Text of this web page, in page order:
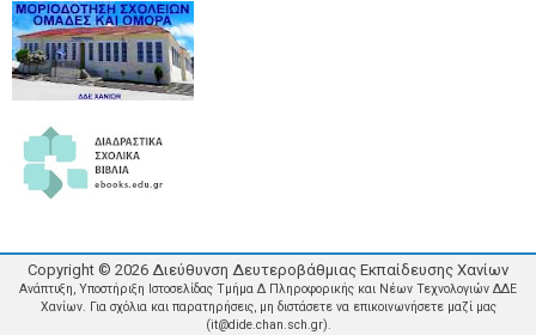
Copyright © 2026 Διεύθυνση Δευτεροβάθμιας Εκπαίδευσης Χανίων
Ανάπτυξη, Υποστήριξη Ιστοσελίδας Τμήμα Δ Πληροφορικής και Νέων Τεχνολογιών ΔΔΕ
Χανίων. Για σχόλια και παρατηρήσεις, μη διστάσετε να επικοινωνήσετε μαζί μας
(it@dide.chan.sch.gr).